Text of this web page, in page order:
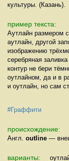
культуры. (Казань).
пример текста:
Аутлайн размером
аутлайн, другой
изображению
серебряная
контур не бери
оутлайном, да и в
и оутлайн, но сам
#Граффити
происхождение:
Англ. outline —
варианты: